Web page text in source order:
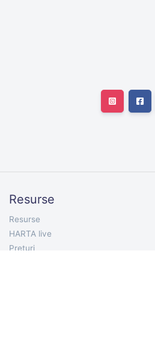
Resurse
Resurse
HARTA live
Preturi